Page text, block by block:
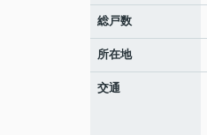
総戸数
所在地
交通